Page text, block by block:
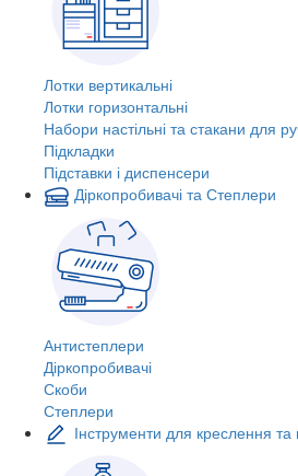
Лотки вертикальні
Лотки горизонтальні
Набори настільні та стакани для
Підкладки
Підставки і диспенсери
Діркопробивачі та Степлери
Антистеплери
Діркопробивачі
Скоби
Степлери
Інструменти для креслення